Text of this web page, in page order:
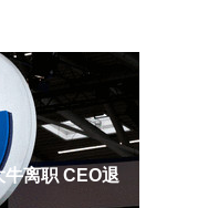
离职 CEO退